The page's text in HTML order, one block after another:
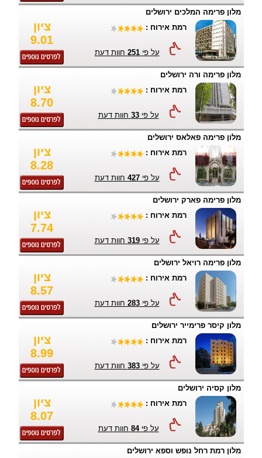
מלון פרימה המלכים ירושלים
ציון
9.01
רמת אירוח :
על פי251 חוות דעת
מלון פרימה ורה ירושלים
ציון
8.70
רמת אירוח :
על פי33 חוות דעת
מלון פרימה פאלאס ירושלים
ציון
8.28
רמת אירוח :
על פי427 חוות דעת
מלון פרימה פארק ירושלים
ציון
7.74
רמת אירוח :
על פי319 חוות דעת
מלון פרימה רויאל ירושלים
ציון
8.57
רמת אירוח :
על פי283 חוות דעת
מלון קיסר פרימייר ירושלים
ציון
8.99
רמת אירוח :
על פי383 חוות דעת
מלון קסיה ירושלים
ציון
8.07
רמת אירוח :
על פי84 חוות דעת
מלון רמת רחל נופש וספא ירושלים